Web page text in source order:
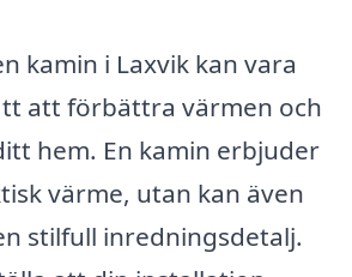
kamin i Laxvik kan vara
att förbättra värmen och
hem. En kamin erbjuder
värme, utan kan även
stilfull inredningsdetalj.